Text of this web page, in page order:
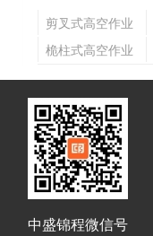
剪叉式高空作业
平台
桅柱式高空作业
中盛锦程微信号